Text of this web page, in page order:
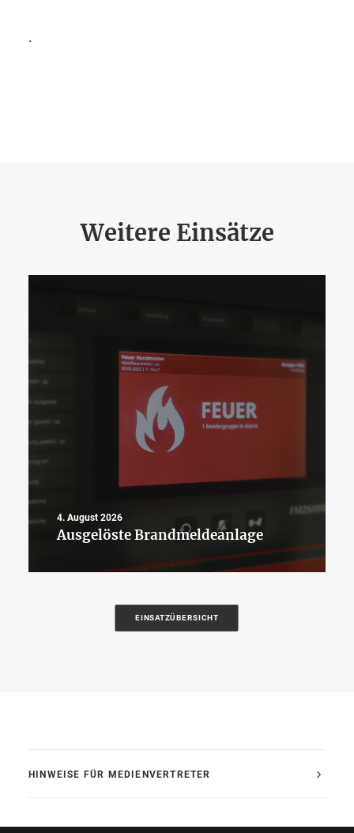
.
Weitere Einsätze
4. August 2026
Ausgelöste Brandmeldeanlage
EINSATZÜBERSICHT
HINWEISE FÜR MEDIENVERTRETER